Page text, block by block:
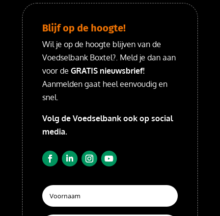
Blijf op de hoogte!
Wil je op de hoogte blijven van de
Voedselbank Boxtel?. Meld je dan aan
voor de GRATIS nieuwsbrief!
Aanmelden gaat heel eenvoudig en
snel.
Volg de Voedselbank ook op social
media.